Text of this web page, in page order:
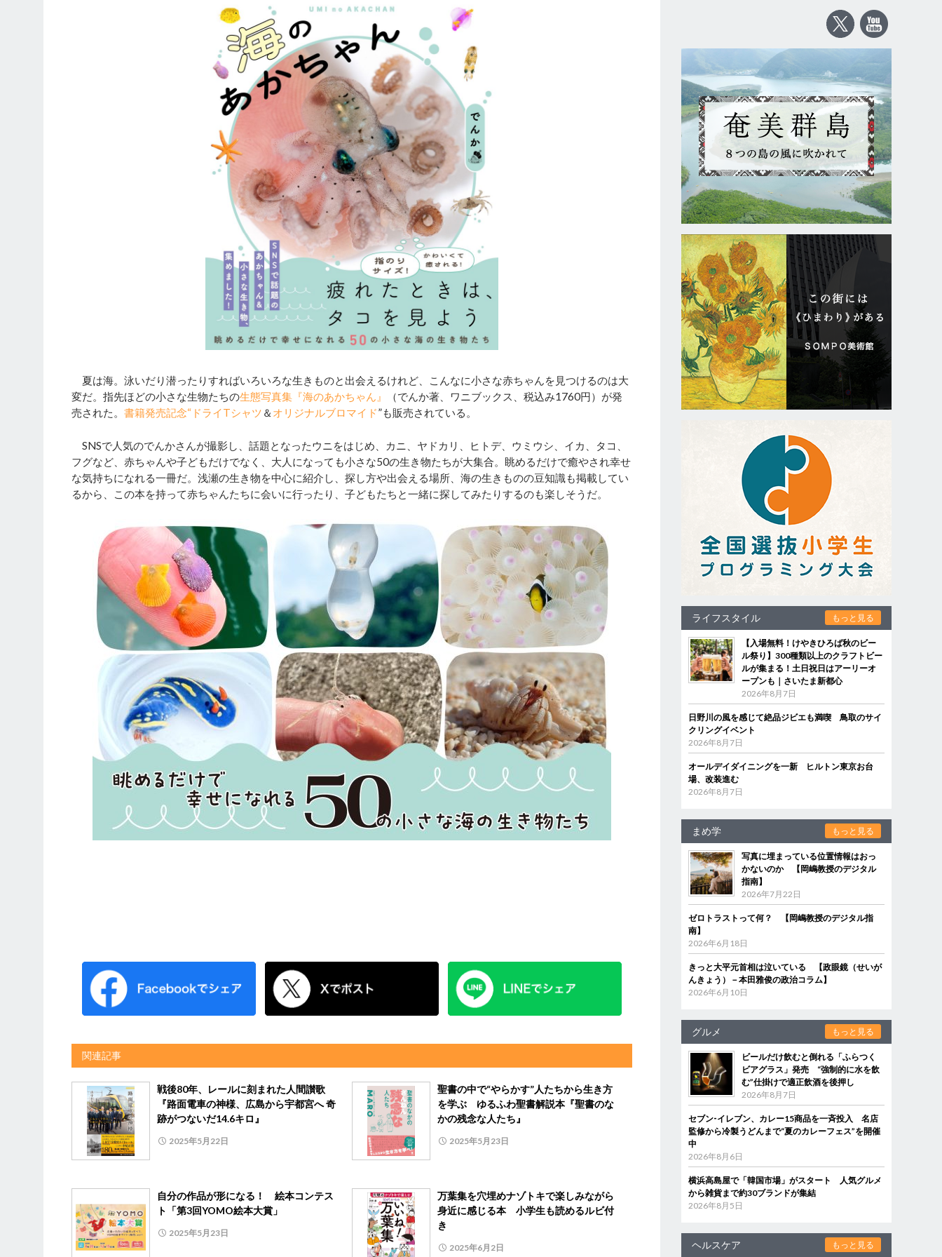
夏は海。泳いだり潜ったりすればいろいろな生きものと出会えるけれど、こんなに小さな赤ちゃんを見つけるのは大
変だ。指先ほどの小さな生物たちの生態写真集『海のあかちゃん』
（でんか著、ワニブックス、税込み1760円）が発
売された。 書籍発売記念“ドライTシャツ ＆ オリジナルブロマイド”も販売されている。
SNSで人気のでんかさんが撮影し、話題となったウニをはじめ、カニ、ヤドカリ、ヒトデ、ウミウシ、イカ、タコ、
フグなど、赤ちゃんや子どもだけでなく、大人になっても小さな50の生き物たちが大集合。眺めるだけで癒やされ幸せ
な気持ちになれる一冊だ。浅瀬の生き物を中心に紹介し、探し方や出会える場所、海の生きものの豆知識も掲載してい
るから、この本を持って赤ちゃんたちに会いに行ったり、子どもたちと一緒に探してみたりするのも楽しそうだ。
関連記事
戦後80年、レールに刻まれた人間讃歌
『路面電車の神様、広島から宇都宮へ 奇
跡がつないだ14.6キロ』
2025年5月22日
聖書の中で“やらかす”人たちから生き方
を学ぶ ゆるふわ聖書解説本『聖書のな
かの残念な人たち』
2025年5月23日
自分の作品が形になる！ 絵本コンテス
ト「第3回YOMO絵本大賞」
2025年5月23日
万葉集を穴埋めナゾトキで楽しみながら
身近に感じる本 小学生も読めるルビ付
き
2025年6月2日
ライフスタイル もっと見る
【入場無料！けやきひろば秋のビー
ル祭り】300種類以上のクラフトビー
ルが集まる！土日祝日はアーリーオ
ープンも｜さいたま新都心
2026年8月7日
日野川の風を感じて絶品ジビエも満喫 鳥取のサイ
クリングイベント
2026年8月7日
オールデイダイニングを一新 ヒルトン東京お台
場、改装進む
2026年8月7日
まめ学 もっと見る
写真に埋まっている位置情報はおっ
かないのか 【岡嶋教授のデジタル
指南】
2026年7月22日
ゼロトラストって何？ 【岡嶋教授のデジタル指
南】
2026年6月18日
きっと大平元首相は泣いている 【政眼鏡（せいが
んきょう）－本田雅俊の政治コラム】
2026年6月10日
グルメ もっと見る
ビールだけ飲むと倒れる「ふらつく
ビアグラス」発売 “強制的に水を飲
む”仕掛けで適正飲酒を後押し
2026年8月7日
セブン‐イレブン、カレー15商品を一斉投入 名店
監修から冷製うどんまで“夏のカレーフェス”を開催
中
2026年8月6日
横浜高島屋で「韓国市場」がスタート 人気グルメ
から雑貨まで約30ブランドが集結
2026年8月5日
ヘルスケア もっと見る